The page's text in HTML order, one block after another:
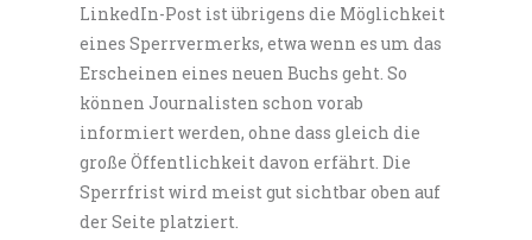
LinkedIn-Post ist übrigens die Möglichkeit
eines Sperrvermerks, etwa wenn es um das
Erscheinen eines neuen Buchs geht. So
können Journalisten schon vorab
informiert werden, ohne dass gleich die
große Öffentlichkeit davon erfährt. Die
Sperrfrist wird meist gut sichtbar oben auf
der Seite platziert.